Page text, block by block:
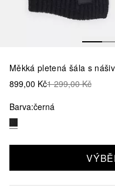
Měkká pletená šála s
899,00 Kč1 299,00 Kč
Barva:černá